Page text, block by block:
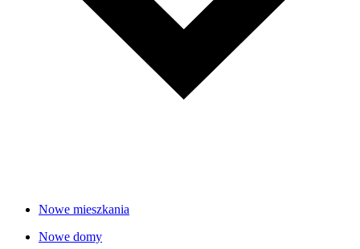
Nowe mieszkania
Nowe domy